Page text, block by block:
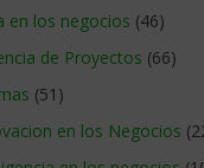
en los negocios (46)
de Proyectos (66)
(51)
en los Negocios